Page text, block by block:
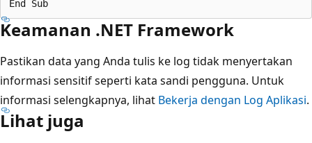
Keamanan .NET Framework
Pastikan data yang Anda tulis ke log tidak menyertakan
informasi sensitif seperti kata sandi pengguna. Untuk
informasi selengkapnya, lihat Bekerja dengan Log Aplikasi.
Lihat juga